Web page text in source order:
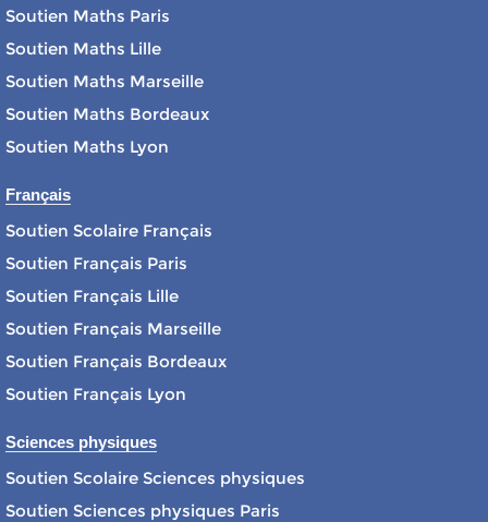
Soutien Maths Paris
Soutien Maths Lille
Soutien Maths Marseille
Soutien Maths Bordeaux
Soutien Maths Lyon
Français
Soutien Scolaire Français
Soutien Français Paris
Soutien Français Lille
Soutien Français Marseille
Soutien Français Bordeaux
Soutien Français Lyon
Sciences physiques
Soutien Scolaire Sciences physiques
Soutien Sciences physiques Paris